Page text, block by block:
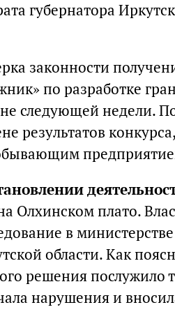
губернатора
законности
по разработке
следующей недели.
результатов
Олхинском плато.
в министерстве
области. Как
решения послужило
нарушения и